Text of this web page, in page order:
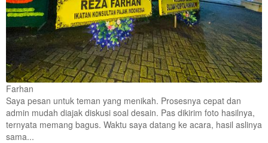
Farhan
Saya pesan untuk teman yang menikah. Prosesnya cepat dan
admin mudah diajak diskusi soal desain. Pas dikirim foto hasilnya,
ternyata memang bagus. Waktu saya datang ke acara, hasil aslinya
sama...